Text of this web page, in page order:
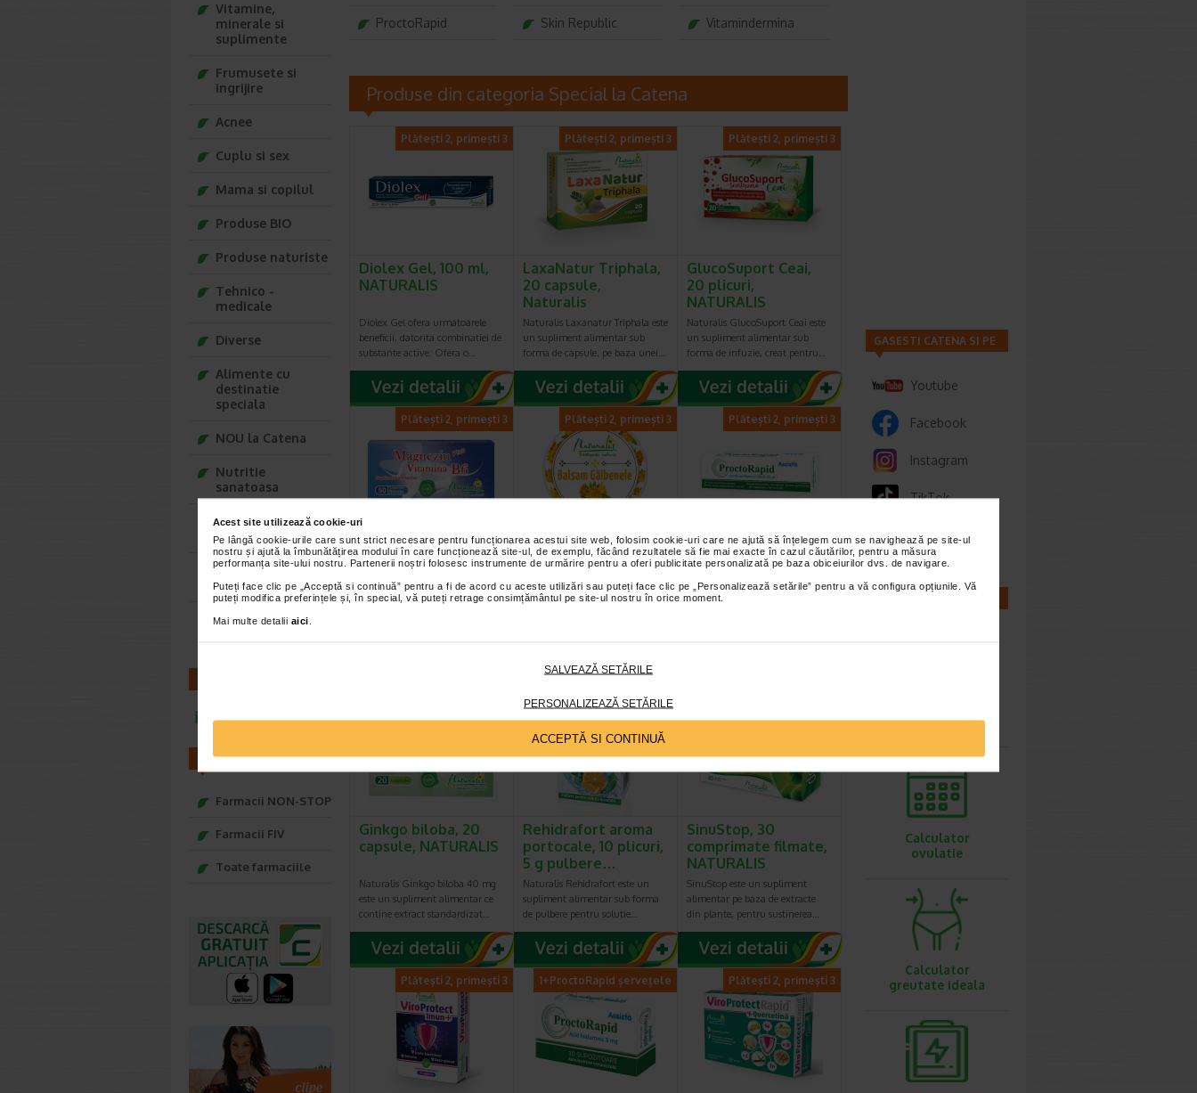
Acest site utilizează cookie-uri
Pe lângă cookie-urile care sunt strict necesare pentru funcționarea acestui site web, folosim cookie-uri care ne ajută să înțelegem cum se navighează pe site-ul
nostru și ajută la îmbunătățirea modului în care funcționează site-ul, de exemplu, făcând rezultatele să fie mai exacte în cazul căutărilor, pentru a măsura
performanța site-ului nostru. Partenerii noștri folosesc instrumente de urmărire pentru a oferi publicitate personalizată pe baza obiceiurilor dvs. de navigare.
Puteți face clic pe „Acceptă si continuă” pentru a fi de acord cu aceste utilizări sau puteți face clic pe „Personalizează setările” pentru a vă configura opțiunile. Vă
puteți modifica preferințele și, în special, vă puteți retrage consimțământul pe site-ul nostru în orice moment.
Mai multe detalii aici
SALVEAZĂ SETĂRILE
PERSONALIZEAZĂ SETĂRILE
ACCEPTĂ SI CONTINUĂ
ProctoRapid Skin Republic Vitamindermina
Produse din categoria Special la Catena
Plătești 2, primești 3
Diolex Gel, 100 ml,
NATURALIS
Diolex Gel ofera urmatoarele
beneficii, datorita combinatiei de
substante active: Ofera o…
Plătești 2, primești 3
LaxaNatur Triphala,
20 capsule,
Naturalis
Naturalis Laxanatur Triphala este
un supliment alimentar sub
forma de capsule, pe baza unei…
Plătești 2, primești 3
GlucoSuport Ceai,
20 plicuri,
NATURALIS
Naturalis GlucoSuport Ceai este
un supliment alimentar sub
forma de infuzie, creat pentru…
Plătești 2, primești 3
Magneziu plus
vitamina B6, 50
comprimate…
Naturalis Magneziu plus
Plătești 2, primești 3
Balsam Galbenele,
20 g, NATURALIS
Naturalis Balsam Galbenele este
Plătești 2, primești 3
ProctoRapid crema
antihemoroidala, 25
g, ASSISTA
Crema rectala ProctoRapid este
Ginkgo biloba, 20
capsule, NATURALIS
Naturalis Ginkgo biloba 40 mg
este un supliment alimentar ce
contine extract standardizat…
Plătești 2, primești 3
Rehidrafort aroma
portocale, 10 plicuri,
5 g pulbere…
Naturalis Rehidrafort este un
supliment alimentar sub forma
de pulbere pentru solutie…
SinuStop, 30
comprimate filmate,
NATURALIS
SinuStop este un supliment
alimentar pe baza de extracte
din plante, pentru sustinerea…
Plătești 2, primești 3 1+ProctoRapid șervețele Plătești 2, primești 3
Vitamine,
minerale si
suplimente
Frumusete si
ingrijire
Acnee
Cuplu si sex
Mama si copilul
Produse BIO
Produse naturiste
Tehnico -
medicale
Diverse
Alimente cu
destinatie
speciala
NOU la Catena
Nutritie
sanatoasa
Ce Oftapic ti se
potriveste
Adora – Adorabili
din prima clipa
Seturi cadou
infoline@catena.ro
FARMACII
Farmacii NON-STOP
Farmacii FIV
Toate farmaciile
GASESTI CATENA SI PE
Youtube
Facebook
Instagram
TikTok
Whatsapp
sarcina
Calculator
ovulatie
Calculator
greutate ideala